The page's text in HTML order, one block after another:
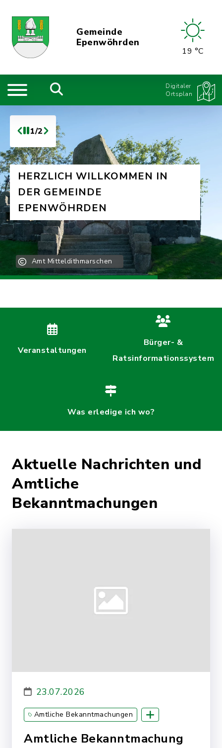
Gemeinde
Epenwöhrden
19 °C
Digitaler
Ortsplan
HERZLICH WILLKOMMEN IN
DER GEMEINDE
EPENWÖHRDEN
Amt Mitteldithmarschen
Veranstaltungen
Bürger- &
Ratsinformationssystem
Was erledige ich wo?
1/2
Aktuelle Nachrichten und
Amtliche
Bekanntmachungen
Amtliche Bekanntmachung
23.07.2026
Amtliche Bekanntmachungen
Epenwöhrden